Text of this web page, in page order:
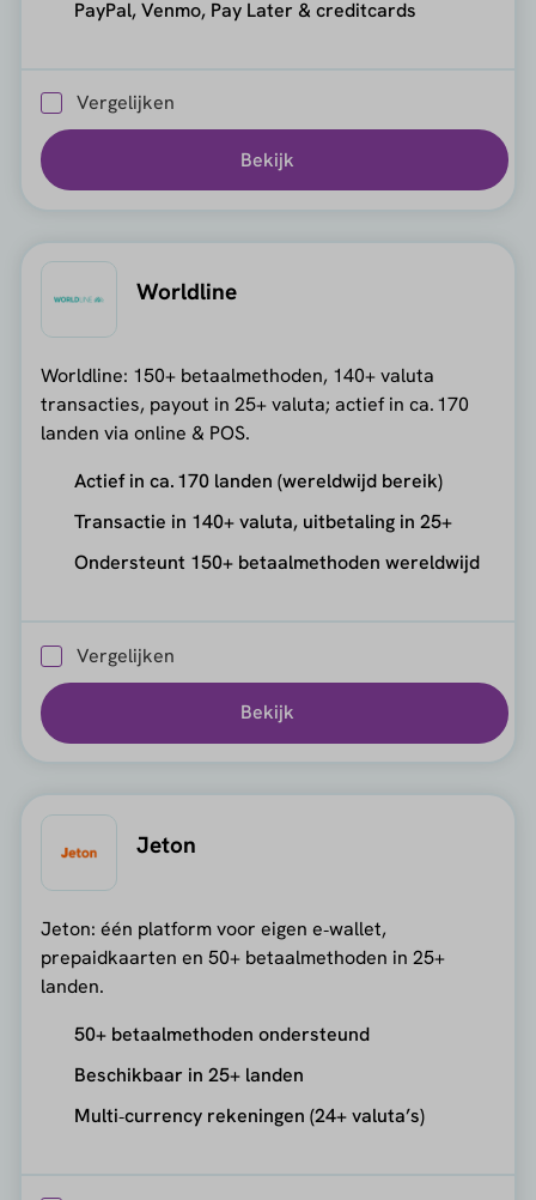
PayPal, Venmo, Pay Later & creditcards
Vergelijken
Bekijk
Worldline
Worldline: 150+ betaalmethoden, 140+ valuta
transacties, payout in 25+ valuta; actief in ca. 170
landen via online & POS.
Actief in ca. 170 landen (wereldwijd bereik)
Transactie in 140+ valuta, uitbetaling in 25+
Ondersteunt 150+ betaalmethoden wereldwijd
Vergelijken
Bekijk
Jeton
Jeton: één platform voor eigen e‑wallet,
prepaidkaarten en 50+ betaalmethoden in 25+
landen.
50+ betaalmethoden ondersteund
Beschikbaar in 25+ landen
Multi‑currency rekeningen (24+ valuta’s)